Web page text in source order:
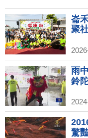
崙
聚
雨
鈴
驚